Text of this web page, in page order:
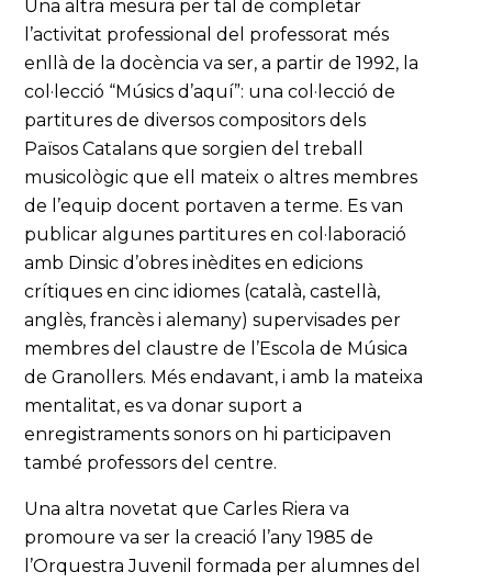
Una altra mesura per tal de completar
l’activitat professional del professorat més
enllà de la docència va ser, a partir de 1992, la
col·lecció “Músics d’aquí”: una col·lecció de
partitures de diversos compositors dels
Països Catalans que sorgien del treball
musicològic que ell mateix o altres membres
de l’equip docent portaven a terme. Es van
publicar algunes partitures en col·laboració
amb Dinsic d’obres inèdites en edicions
crítiques en cinc idiomes (català, castellà,
anglès, francès i alemany) supervisades per
membres del claustre de l’Escola de Música
de Granollers. Més endavant, i amb la mateixa
mentalitat, es va donar suport a
enregistraments sonors on hi participaven
també professors del centre.
Una altra novetat que Carles Riera va
promoure va ser la creació l’any 1985 de
l’Orquestra Juvenil formada per alumnes del